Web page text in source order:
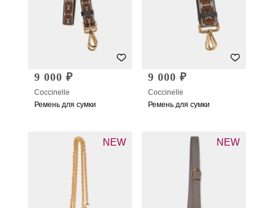
9 000 ₽
Coccinelle
Ремень для сумки
9 000 ₽
Coccinelle
Ремень для сумки
NEW NEW